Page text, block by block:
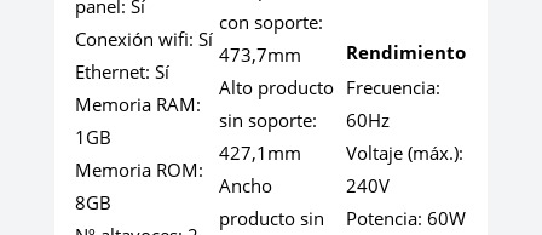
panel: Sí
Conexión wifi: Sí
Ethernet: Sí
Memoria RAM:
1GB
Memoria ROM:
8GB
con soporte:
473,7mm
Alto producto
sin soporte:
427,1mm
Ancho
producto sin
Rendimiento
Frecuencia:
60Hz
Voltaje (máx.):
240V
Potencia: 60W